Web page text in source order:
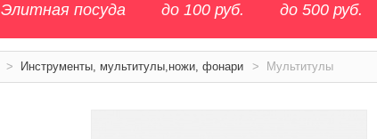
Элитная посуда до 100 руб. до 500 руб.
> Инструменты, мультитулы,ножи, фонари > Мультитулы